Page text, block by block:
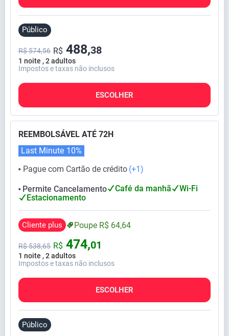
Público
1 noite , 2 adultos
R$ 574,56 R$ 488,38
Impostos e taxas não inclusos
ESCOLHER
REEMBOLSÁVEL ATÉ 72H
⬤ Pague com Cartão de crédito (+1)
Last Minute 10%
⬤ Permite Cancelamento Café da manhã
Wi-Fi
Estacionamento
Cliente plus Poupe R$ 64,64
1 noite , 2 adultos
R$538,65 R$ 474,01
Impostos e taxas não inclusos
ESCOLHER
Público